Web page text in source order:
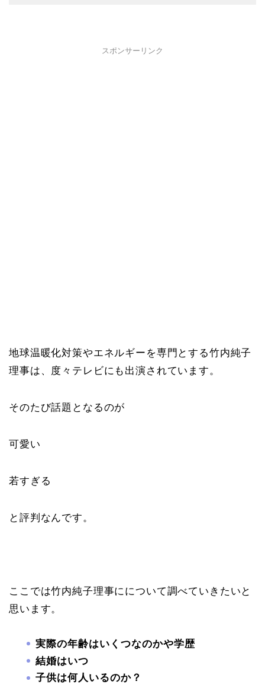
スポンサーリンク
地球温暖化対策やエネルギーを専門とする竹内純子
理事は、度々テレビにも出演されています。
そのたび話題となるのが
可愛い
若すぎる
と評判なんです。
ここでは竹内純子理事にについて調べていきたいと
思います。
実際の年齢はいくつなのかや学歴
結婚はいつ
子供は何人いるのか？